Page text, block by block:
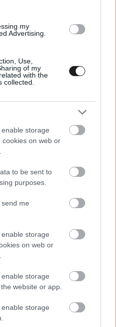
my
Advertising.
Use,
of my
with the
collected.
storage
cookies on web or
to be sent to
purposes.
me
storage
on web or
storage
website or app.
storage
tett
igazából nem is
valószínűtlenebbé válni a